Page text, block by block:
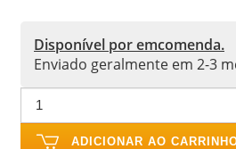
Disponível por emcomenda.
Enviado geralmente em 2-3
ADICIONAR AO